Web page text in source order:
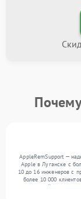
AppleRemSupport —
Apple в Луганске с
10 до 16 инженеров с
более 10 000
сервисный центр
спектром